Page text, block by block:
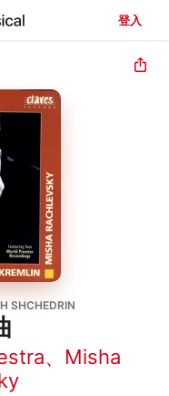
登入
SHCHEDRIN
、 Misha